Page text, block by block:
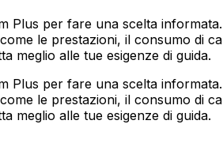
per fare una scelta
le prestazioni, il consumo di
meglio alle tue esigenze di guida.
per fare una scelta
le prestazioni, il consumo di
meglio alle tue esigenze di guida.